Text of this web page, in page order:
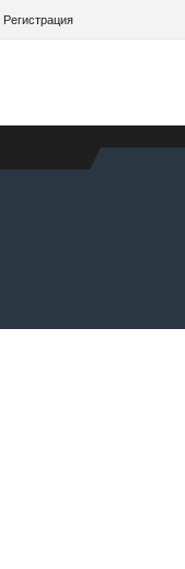
Регистрация